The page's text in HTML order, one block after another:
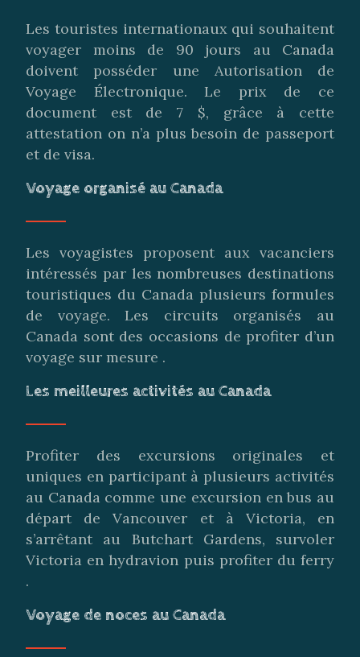
Les touristes internationaux qui souhaitent
voyager moins de 90 jours au Canada
doivent posséder une Autorisation de
Voyage Électronique. Le prix de ce
document est de 7 $, grâce à cette
attestation on n’a plus besoin de passeport
et de visa.
Voyage organisé au Canada
Les voyagistes proposent aux vacanciers
intéressés par les nombreuses destinations
touristiques du Canada plusieurs formules
de voyage. Les circuits organisés au
Canada sont des occasions de profiter d’un
voyage sur mesure .
Les meilleures activités au Canada
Profiter des excursions originales et
uniques en participant à plusieurs activités
au Canada comme une excursion en bus au
départ de Vancouver et à Victoria, en
s’arrêtant au Butchart Gardens, survoler
Victoria en hydravion puis profiter du ferry
.
Voyage de noces au Canada